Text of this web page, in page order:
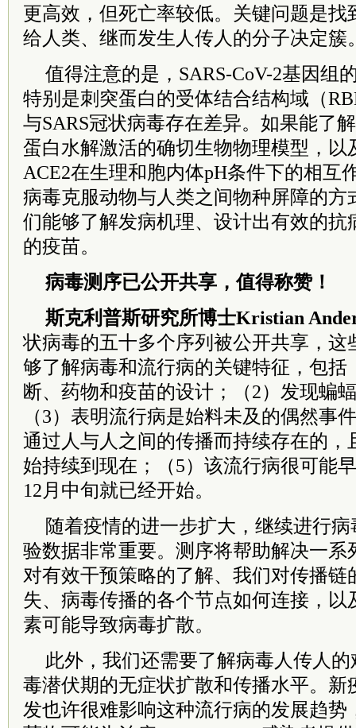
更高效，但死亡率较低。关键问题是找
给人类、继而发生人传人的分子决定簇
值得注意的是，SARS-CoV-2基因组
特别是刺突蛋白的受体结合结构域（
与SARS冠状病毒存在差异。如果能了
蛋白水解激活的确切生物物理模型，以
ACE2在生理和胞内体pH条件下的相互
病毒克服动物与人类之间物种屏障的方
们能够了解发病机理、设计出有效的抗
的疫苗。
病毒测序已公开共享，值得称赞！
斯克利普斯研究所博士Kristian
状病毒的五十多个序列被公开共享，这
够了解病毒和流行病的关键特征，包括
断、药物和疫苗的设计；（2）发现蝙
（3）表明流行病是始料未及的偶然事
通过人与人之间的传播而持续存在的，
始持续到现在；（5）该流行病很可能
12月中旬就已经开始。
随着疫情的进一步扩大，继续进行
验数据非常重要。测序将帮助解决一系
对有效干预策略的了解、我们对传播链
失、病毒传播的各个节点如何连接，以
素可能导致病毒扩散。
此外，我们还需要了解病毒人传人
毒潜伏期的无症状扩散和传播水平。新
发也许很难影响这种流行病的发展趋势